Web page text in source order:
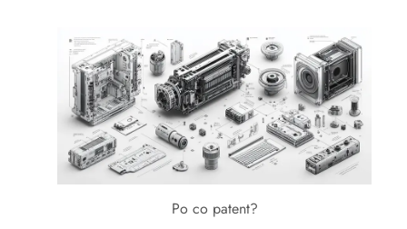
Po co patent?